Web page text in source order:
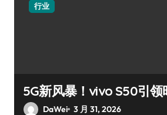
行业
5G新风暴！vivo S50引领
DaWei 3 月 31, 2026